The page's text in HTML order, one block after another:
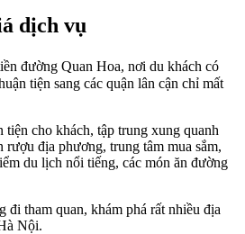
dịch vụ
đường Quan Hoa, nơi du khách có
tiện sang các quận lân cận chỉ mất
tiện cho khách, tập trung xung quanh
rượu địa phương, trung tâm mua sắm,
du lịch nổi tiếng, các món ăn đường
đi tham quan, khám phá rất nhiều địa
Nội.